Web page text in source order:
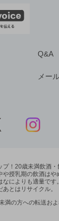
Q&A
メー
プ！20歳未満飲酒・
や授乳期の飲酒はや
なによりも適量です。
あとはリサイクル。
満の方への転送およ